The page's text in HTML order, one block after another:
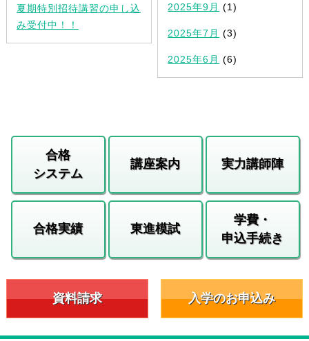
夏期特別招待講習の申し込
み受付中！！
2025年9月 (1)
2025年7月 (3)
2025年6月 (6)
合格
システム
講座案内 実力講師陣
合格実績 東進模試
学費・
申込手続き
資料請求 入学のお申込み